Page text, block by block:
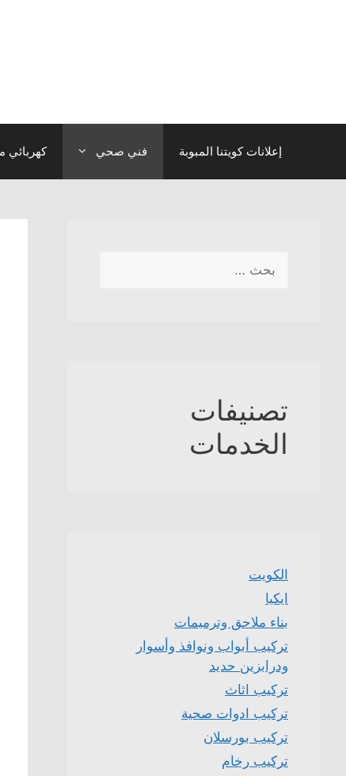
إعلانات كويتنا المبوبة فني صحي كهربائي
عن:
تصنيفات
الخدمات
الكويت
ايكيا
بناء ملاحق وترميمات
تركيب أبواب ونوافذ وأسوار
ودرابزين حديد
تركيب اثاث
تركيب ادوات صحية
تركيب بورسلان
تركيب رخام